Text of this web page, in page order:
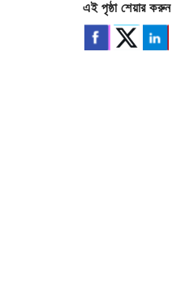
এই পৃষ্ঠা শেয়ার করুন